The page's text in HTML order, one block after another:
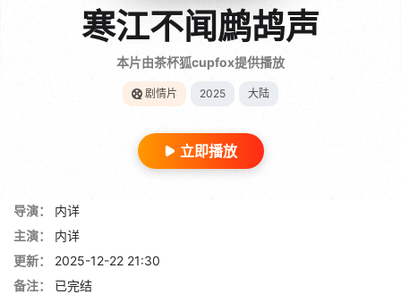
寒江不闻鹧鸪声
本片由茶杯狐cupfox提供播放
剧情片 2025 大陆
立即播放
导演：
内详
主演：
内详
更新：
2025-12-22 21:30
备注：
已完结